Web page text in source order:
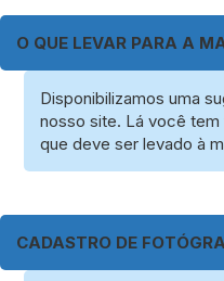
O QUE LEVAR PARA A
Disponibilizamos uma
nosso site. Lá você
que deve ser levado à
CADASTRO DE